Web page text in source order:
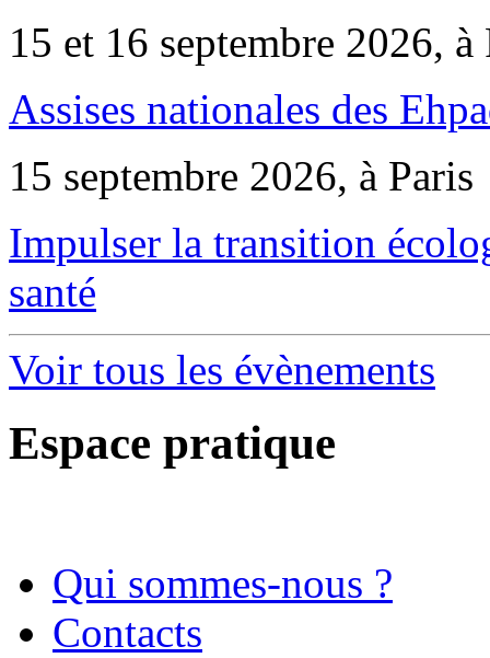
15 et 16 septembre 2026, à
Assises nationales des
15 septembre 2026, à Paris
Impulser la transition
santé
Voir tous les évènements
Espace pratique
Qui sommes-nous ?
Contacts